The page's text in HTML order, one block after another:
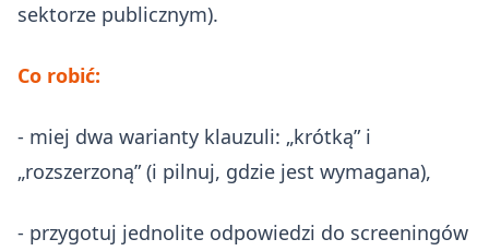
sektorze publicznym).
Co robić:
- miej dwa warianty klauzuli: „krótką” i
„rozszerzoną” (i pilnuj, gdzie jest wymagana),
- przygotuj jednolite odpowiedzi do screeningów